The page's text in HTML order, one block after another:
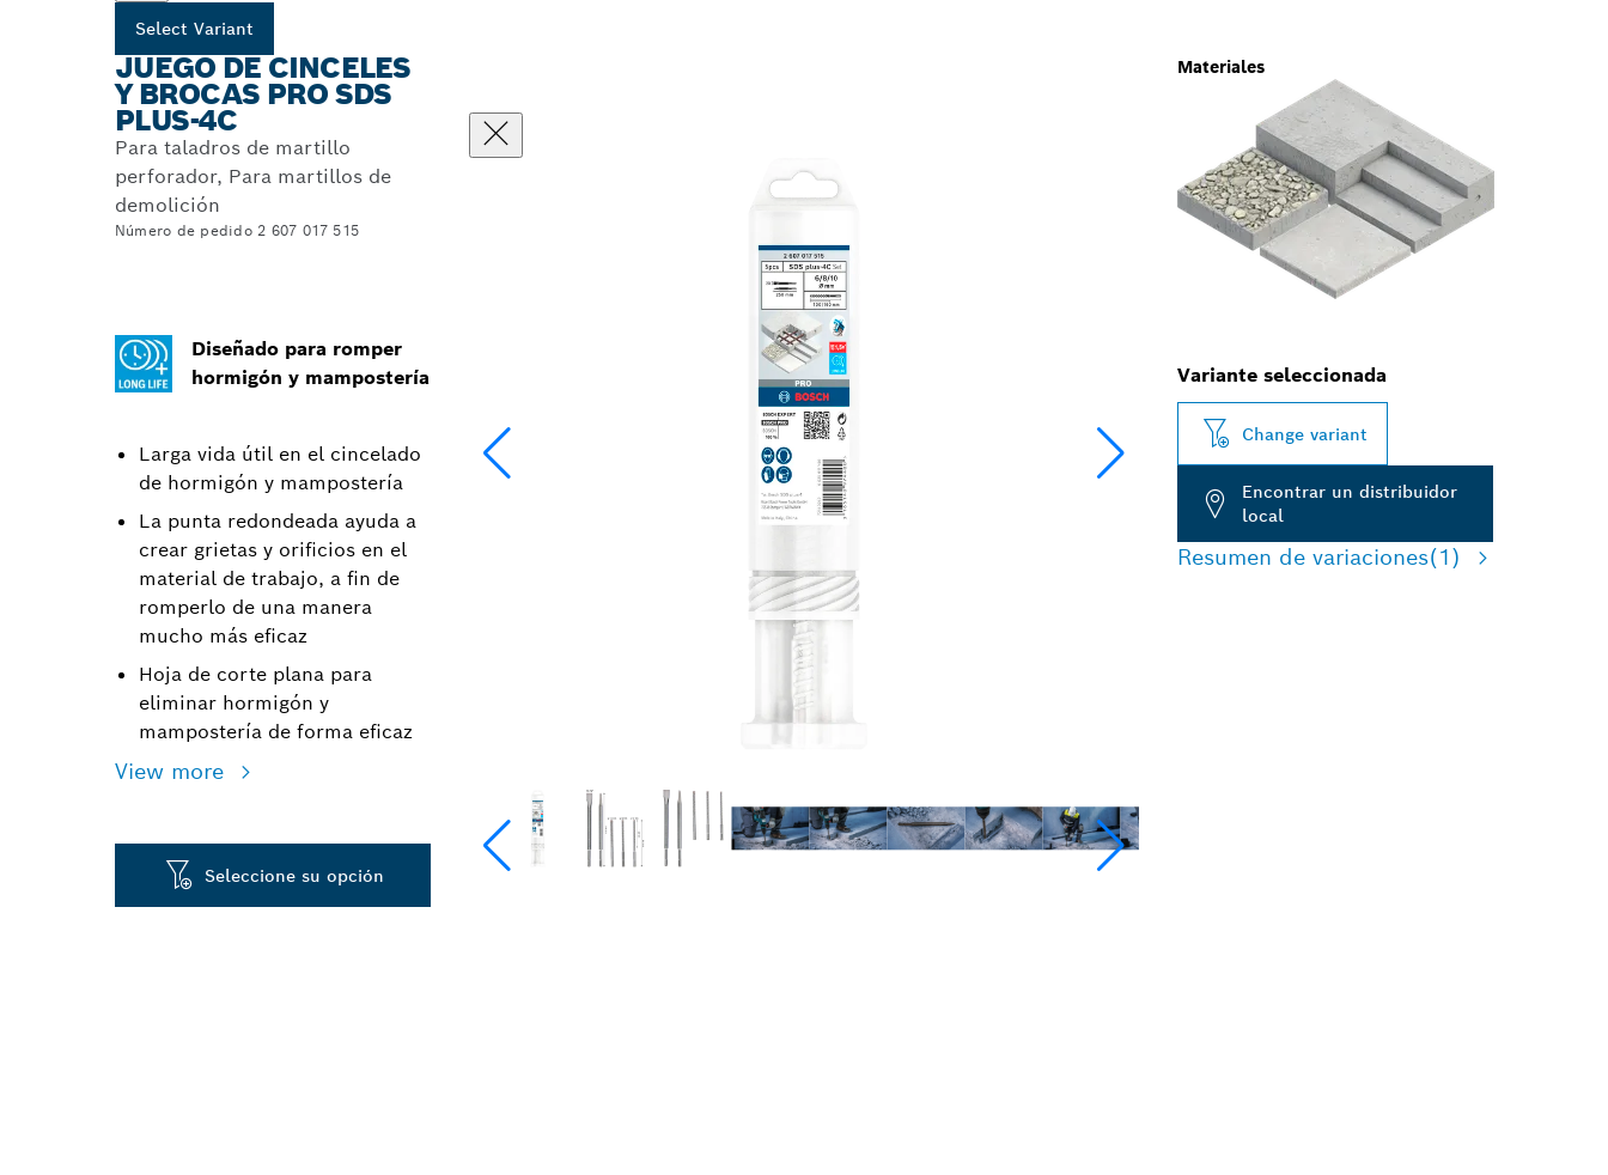
Select Variant
JUEGO DE CINCELES
Y BROCAS PRO SDS
PLUS-4C
Para taladros de martillo
perforador, Para martillos de
demolición
Número de pedido 2 607 017 515
Diseñado para romper
hormigón y mampostería
Larga vida útil en el cincelado
de hormigón y mampostería
La punta redondeada ayuda a
crear grietas y orificios en el
material de trabajo, a fin de
romperlo de una manera
mucho más eficaz
Hoja de corte plana para
eliminar hormigón y
mampostería de forma eficaz
View more
Materiales
Seleccione su opción
Variante seleccionada
Change variant
Encontrar un distribuidor
local
Resumen de variaciones(1)